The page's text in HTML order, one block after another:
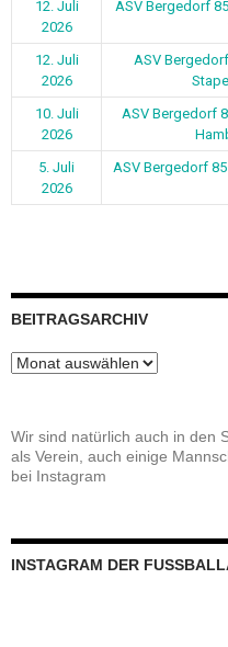
12. Juli
2026
ASV Bergedorf
12. Juli
2026
ASV
10. Juli
2026
ASV Bergedorf
5. Juli
2026
ASV Bergedorf
BEITRAGSARCHIV
Beitragsarchiv
Wir sind natürlich auch in den
als Verein, auch einige
bei Instagram
INSTAGRAM DER